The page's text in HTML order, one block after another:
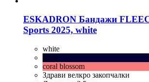
ESKADRON Бандажи
Sports 2025, white
white
navy
coral blossom
Здрави велкро закопчалки